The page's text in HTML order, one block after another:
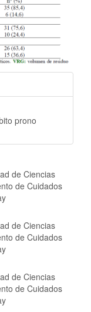
prono
de Ciencias
de Cuidados
de Ciencias
de Cuidados
de Ciencias
de Cuidados